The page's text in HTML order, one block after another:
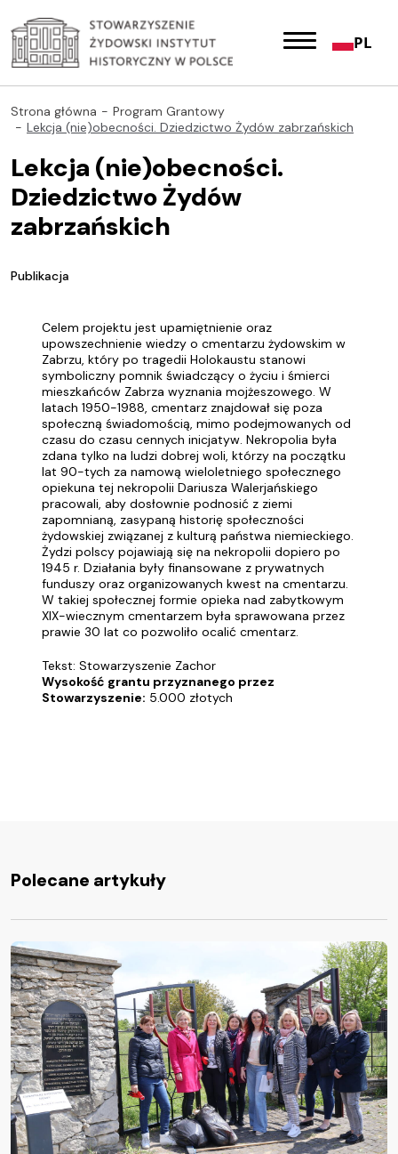
PL
Strona główna
Program Grantowy
Lekcja (nie)obecności. Dziedzictwo Żydów zabrzańskich
Lekcja (nie)obecności.
Dziedzictwo Żydów
zabrzańskich
Publikacja
Celem projektu jest upamiętnienie oraz
upowszechnienie wiedzy o cmentarzu żydowskim w
Zabrzu, który po tragedii Holokaustu stanowi
symboliczny pomnik świadczący o życiu i śmierci
mieszkańców Zabrza wyznania mojżeszowego. W
latach 1950-1988, cmentarz znajdował się poza
społeczną świadomością, mimo podejmowanych od
czasu do czasu cennych inicjatyw. Nekropolia była
zdana tylko na ludzi dobrej woli, którzy na początku
lat 90-tych za namową wieloletniego społecznego
opiekuna tej nekropolii Dariusza Walerjańskiego
pracowali, aby dosłownie podnosić z ziemi
zapomnianą, zasypaną historię społeczności
żydowskiej związanej z kulturą państwa niemieckiego.
Żydzi polscy pojawiają się na nekropolii dopiero po
1945 r. Działania były finansowane z prywatnych
funduszy oraz organizowanych kwest na cmentarzu.
W takiej społecznej formie opieka nad zabytkowym
XIX-wiecznym cmentarzem była sprawowana przez
prawie 30 lat co pozwoliło ocalić cmentarz.
Tekst: Stowarzyszenie Zachor
Wysokość grantu przyznanego przez
Stowarzyszenie: 5.000 złotych
Polecane artykuły